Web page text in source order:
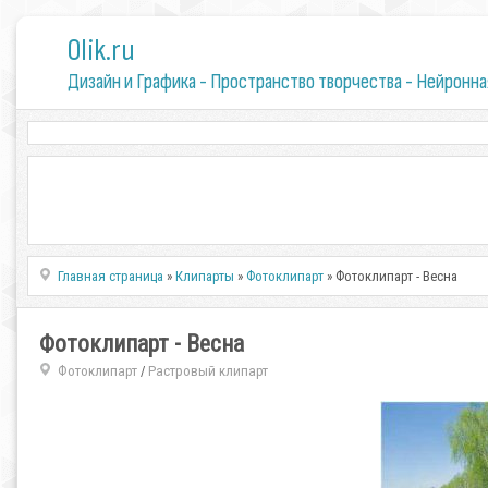
0lik.ru
Дизайн и Графика - Пространство творчества -
Главная страница »Клипарты » Фотоклипарт » Фотоклипарт - Весна
Фотоклипарт - Весна
Фотоклипарт/ Растровый клипарт